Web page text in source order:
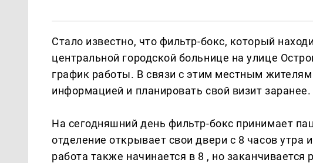
Стало известно, что фильтр-бокс, который
центральной городской больнице на улице
график работы. В связи с этим местным
информацией и планировать свой визит заранее.
На сегодняшний день фильтр-бокс принимает
отделение открывает свои двери с 8 часов утра
работа также начинается в 8 , но